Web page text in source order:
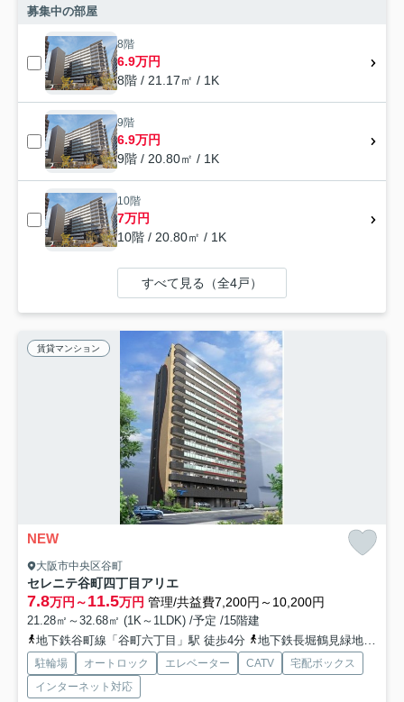
募集中の部屋
8階
6.9万円
8階 / 21.17㎡ / 1K
9階
6.9万円
9階 / 20.80㎡ / 1K
10階
7万円
10階 / 20.80㎡ / 1K
すべて見る（全4戸）
賃貸マンション
NEW
大阪市中央区谷町
セレニテ谷町四丁目アリエ
7.8万円～11.5万円 管理/共益費7,200円～10,200円
21.28㎡～32.68㎡ (1K～1LDK) /予定 /15階建
地下鉄谷町線「谷町六丁目」駅 徒歩4分
地下鉄長堀鶴見緑地「松屋町」駅 徒歩8分
駐輪場 オートロック エレベーター CATV
宅配ボックス
インターネット対応